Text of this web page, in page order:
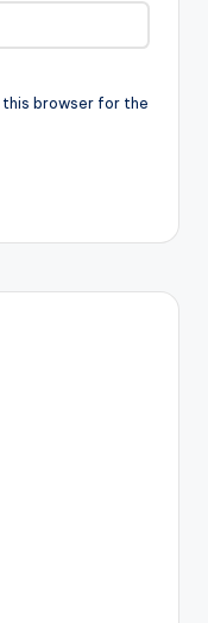
this browser for the